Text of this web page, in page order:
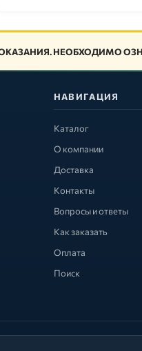
НЕОБХОДИМО
НАВИГАЦИЯ
Каталог
О компании
Доставка
Контакты
Вопросы и ответы
Как заказать
Оплата
Поиск